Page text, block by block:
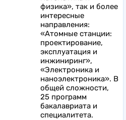
физика», так и более
интересные
направления:
«Атомные станции:
проектирование,
эксплуатация и
инжиниринг»,
«Электроника и
наноэлектроника». В
общей сложности,
25 программ
бакалавриата и
специалитета.